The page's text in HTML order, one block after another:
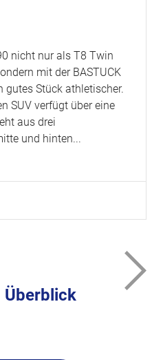
nicht nur als T8 Twin
mit der BASTUCK
gutes Stück athletischer.
SUV verfügt über eine
aus drei
und hinten...
Überblick